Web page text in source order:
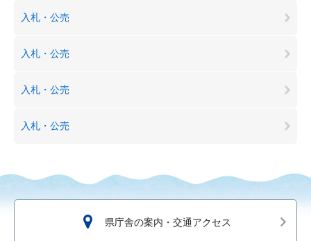
入札・公売
入札・公売
入札・公売
入札・公売
県庁舎の案内・交通アクセス